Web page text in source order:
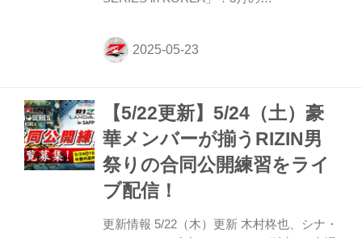
く、RIZIN10周年を記念したオークション
の第3弾が始動！ 今回のオークションも
品！ラインナップには、あなたの写真を入
れた完全オリジナルRIZIN公式ポスター・
オリジナル選手カードを再びご用意！ この
オークションは5月26日（月）23:59までの
期間限定開催！このオークションでしか手
に入らないアイテムを、ぜひ手に入れよ
う！ オー...
【5/22更新】5/24（土）豪
華メンバーが揃うRIZIN男
祭りの合同公開練習をライ
ブ配信！
更新情報 5/22（木）更新 ⽊村柊也、シナ・